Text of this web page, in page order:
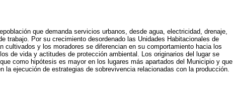
que demanda servicios urbanos, desde agua, electricidad, drenaje,
trabajo. Por su crecimiento desordenado las Unidades Habitacionales de
cultivados y los moradores se diferencian en su comportamiento hacia los
de vida y actitudes de protección ambiental. Los originarios del lugar se
como hipótesis es mayor en los lugares más apartados del Municipio y que
la ejecución de estrategias de sobrevivencia relacionadas con la producción.